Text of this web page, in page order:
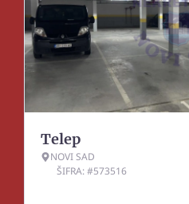
Telep
NOVI SAD
ŠIFRA: #573516